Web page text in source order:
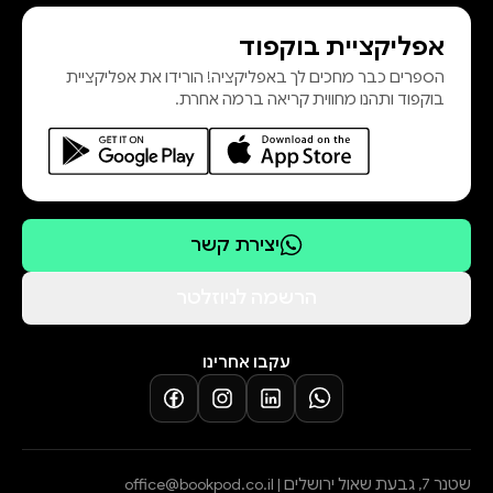
אפליקציית בוקפוד
הספרים כבר מחכים לך באפליקציה! הורידו את אפליקציית
בוקפוד ותהנו מחווית קריאה ברמה אחרת.
יצירת קשר
עקבו אחרינו
שטנר 7, גבעת שאול ירושלים | office@bookpod.co.il